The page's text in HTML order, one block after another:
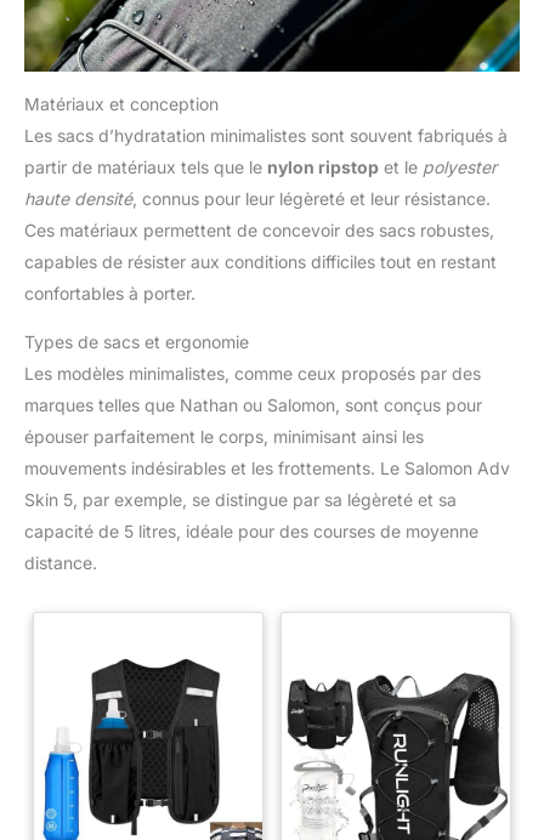
Matériaux et conception
Les sacs d’hydratation minimalistes sont souvent fabriqués à
partir de matériaux tels que le nylon ripstop et le polyester
haute densité, connus pour leur légèreté et leur résistance.
Ces matériaux permettent de concevoir des sacs robustes,
capables de résister aux conditions difficiles tout en restant
confortables à porter.
Types de sacs et ergonomie
Les modèles minimalistes, comme ceux proposés par des
marques telles que Nathan ou Salomon, sont conçus pour
épouser parfaitement le corps, minimisant ainsi les
mouvements indésirables et les frottements. Le Salomon Adv
Skin 5, par exemple, se distingue par sa légèreté et sa
capacité de 5 litres, idéale pour des courses de moyenne
distance.